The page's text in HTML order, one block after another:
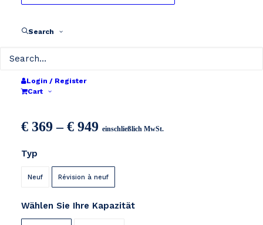
Search
Login / Register
Cart
Yamaha PW, PW-X
€ 369 –€ 949Preisspanne:
€ 949
einschließlich MwSt.
Typ
Neuf Révision à neuf
Wählen Sie Ihre Kapazität